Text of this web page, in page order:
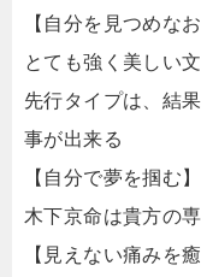
【自分を見つめな
とても強く美しい
先行タイプは、結
事が出来る
【自分で夢を掴む
木下京命は貴方の
【見えない痛みを